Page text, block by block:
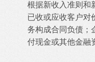
根据新收入准则和
已收或应收客户对
务构成合同负债；
付现金或其他金融